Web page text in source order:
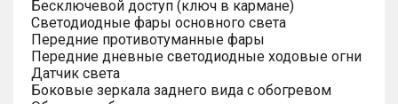
Бесключевой доступ (ключ в кармане)
Светодиодные фары основного света
Передние противотуманные фары
Передние дневные светодиодные ходовые огни
Датчик света
Боковые зеркала заднего вида с обогревом